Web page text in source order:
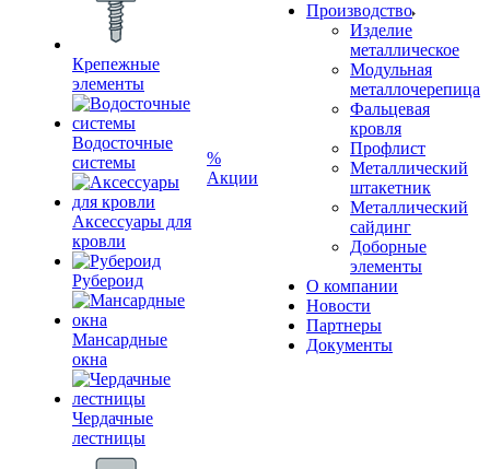
Крепежные
элементы
Водосточные
системы
Аксессуары для
кровли
Рубероид
Мансардные
окна
Чердачные
лестницы
%
Акции
Производство
Изделие
металлическое
Модульная
металлочерепица
Фальцевая
кровля
Профлист
Металлический
штакетник
Металлический
сайдинг
Доборные
элементы
О компании
Новости
Партнеры
Документы